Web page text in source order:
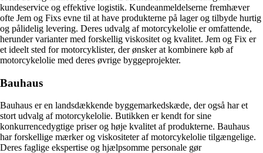
kundeservice og effektive logistik. Kundeanmeldelserne fremhæver
ofte Jem og Fixs evne til at have produkterne på lager og tilbyde hurtig
og pålidelig levering. Deres udvalg af motorcykelolie er omfattende,
herunder varianter med forskellig viskositet og kvalitet. Jem og Fix er
et ideelt sted for motorcyklister, der ønsker at kombinere køb af
motorcykelolie med deres øvrige byggeprojekter.
Bauhaus
Bauhaus er en landsdækkende byggemarkedskæde, der også har et
stort udvalg af motorcykelolie. Butikken er kendt for sine
konkurrencedygtige priser og høje kvalitet af produkterne. Bauhaus
har forskellige mærker og viskositeter af motorcykelolie tilgængelige.
Deres faglige ekspertise og hjælpsomme personale gør